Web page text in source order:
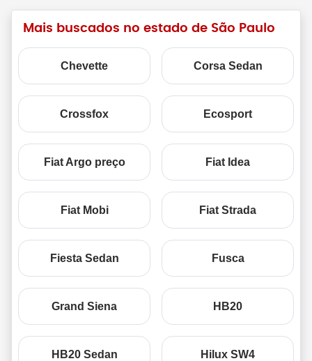
Mais buscados no estado de São Paulo
Chevette Corsa Sedan
Crossfox Ecosport
Fiat Argo preço Fiat Idea
Fiat Mobi Fiat Strada
Fiesta Sedan Fusca
Grand Siena HB20
HB20 Sedan Hilux SW4